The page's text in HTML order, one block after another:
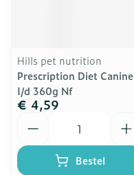
Hills pet nutrition
Prescription Diet Canine
I/d 360g Nf
€ 4,59
Bestel